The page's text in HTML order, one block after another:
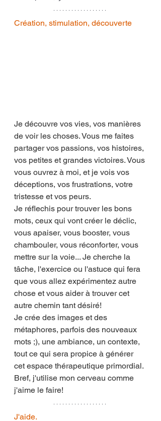
Création, stimulation, découverte
Je découvre vos vies, vos manières
de voir les choses. Vous me faites
partager vos passions, vos histoires,
vos petites et grandes victoires. Vous
vous ouvrez à moi, et je vois vos
déceptions, vos frustrations, votre
tristesse et vos peurs.
Je réflechis pour trouver les bons
mots, ceux qui vont créer le déclic,
vous apaiser, vous booster, vous
chambouler, vous réconforter, vous
mettre sur la voie... Je cherche la
tâche, l'exercice ou l'astuce qui fera
que vous allez expérimentez autre
chose et vous aider à trouver cet
autre chemin tant désiré!
Je crée des images et des
métaphores, parfois des nouveaux
mots ;), une ambiance, un contexte,
tout ce qui sera propice à générer
cet espace thérapeutique primordial.
Bref, j'utilise mon cerveau comme
j'aime le faire!
J'aide.